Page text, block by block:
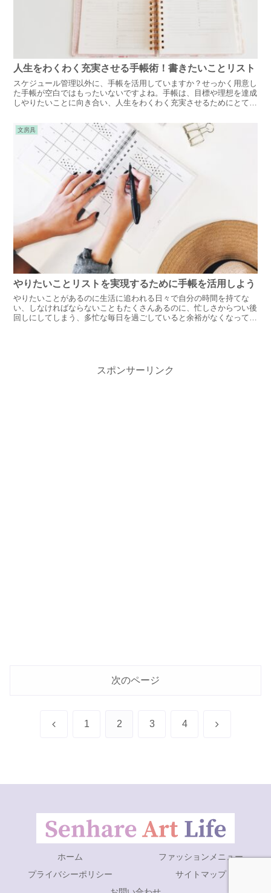
人生をわくわく充実させる手帳術！書きたいことリスト
スケジュール管理以外に、手帳を活用していますか？せっかく用意し
た手帳が空白ではもったいないですよね。手帳は、目標や理想を達成
しやりたいことに向き合い、人生をわくわく充実させるためにとても
文房具
やりたいことリストを実現するために手帳を活用しよう
やりたいことがあるのに生活に追われる日々で自分の時間を持てな
い、しなければならないこともたくさんあるのに、忙しさからつい後
回しにしてしまう、多忙な毎日を過ごしていると余裕がなくなってし
スポンサーリンク
次のページ
前 1 2 3 4 次
ホーム
ファッションメニュー
プライバシーポリシー
サイトマップ